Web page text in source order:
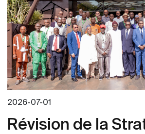
2026-07-01
Révision de la